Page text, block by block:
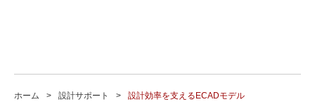
ホーム 設計サポート 設計効率を支えるECADモデル